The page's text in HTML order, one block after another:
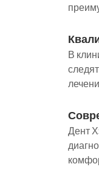
В
Дент